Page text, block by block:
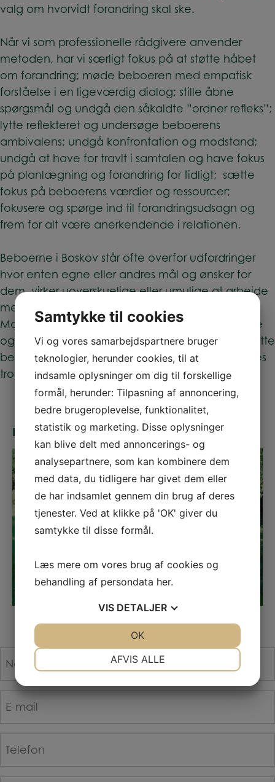
valg om hvorvidt forandring skal ske.
Når vi som professionelle rådgivere anvender
metoden, har vi særligt fokus på at støtte håbet
om forandring; møde beboeren med empatisk
forståelse i en ligeværdig dialog; stille åbne
spørgsmål og undgå den såkaldte ”ordner refleks”;
lytte reflekteret og undersøge beboerens
ambivalens; undgå konfrontation og modstand;
undgå at have for travlt i samtalen og have fokus
på planlægning og forandring for tidligt; sætte
fokus på beboerens værdier og ressourcer;
fokusere og spørge ind til forandringsudsagn og
frem for alt være anerkendende i relationen.
Beboerne i Boskov står ofte overfor udfordringer
hvor enten egne eller andres mål og ønsker for
dem, virker uoverskuelige eller umulige at arbejde
med og opnå. Det er i disse situationer Den
Motiverende Samtale er meget meningsgivende
og hvor vi som medarbejdere kan hjælpe og støtte
beboerne ud af deres ambivalens og styrke deres
tro på egne evner til at lykkes.
Kontakt os
mail
Samtykke til cookies
Vi og vores samarbejdspartnere bruger
teknologier, herunder cookies, til at
indsamle oplysninger om dig til forskellige
formål, herunder: Tilpasning af annoncering,
bedre brugeroplevelse, funktionalitet,
statistik og marketing. Disse oplysninger
kan blive delt med annoncerings- og
analysepartnere, som kan kombinere dem
med data, du tidligere har givet dem eller
de har indsamlet gennem din brug af deres
tjenester. Ved at klikke på 'OK' giver du
samtykke til disse formål.
Læs mere om vores brug af cookies og
behandling af persondata her.
VIS DETALJER
AFVIS ALLE
OK